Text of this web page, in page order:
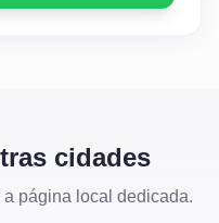
cidades
página local dedicada.